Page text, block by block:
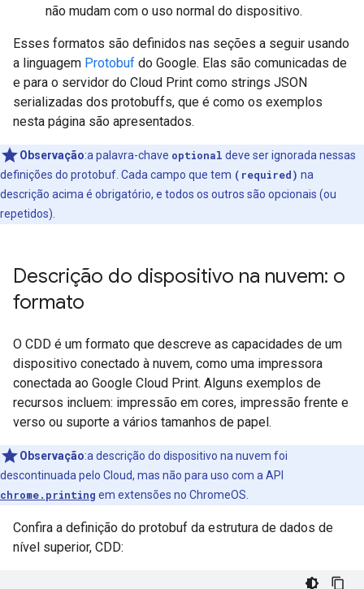
não mudam com o uso normal do dispositivo.
Esses formatos são definidos nas seções a seguir usando
a linguagem Protobuf do Google. Elas são comunicadas de
e para o servidor do Cloud Print como strings JSON
serializadas dos protobuffs, que é como os exemplos
nesta página são apresentados.
Observação:a palavra-chave optional deve ser ignorada nessas
definições do protobuf. Cada campo que tem (required) na
descrição acima é obrigatório, e todos os outros são opcionais (ou
repetidos).
Descrição do dispositivo na nuvem: o
formato
O CDD é um formato que descreve as capacidades de um
dispositivo conectado à nuvem, como uma impressora
conectada ao Google Cloud Print. Alguns exemplos de
recursos incluem: impressão em cores, impressão frente e
verso ou suporte a vários tamanhos de papel.
Observação:a descrição do dispositivo na nuvem foi
descontinuada pelo Cloud, mas não para uso com a API
chrome.printing em extensões no ChromeOS.
Confira a definição do protobuf da estrutura de dados de
nível superior, CDD: